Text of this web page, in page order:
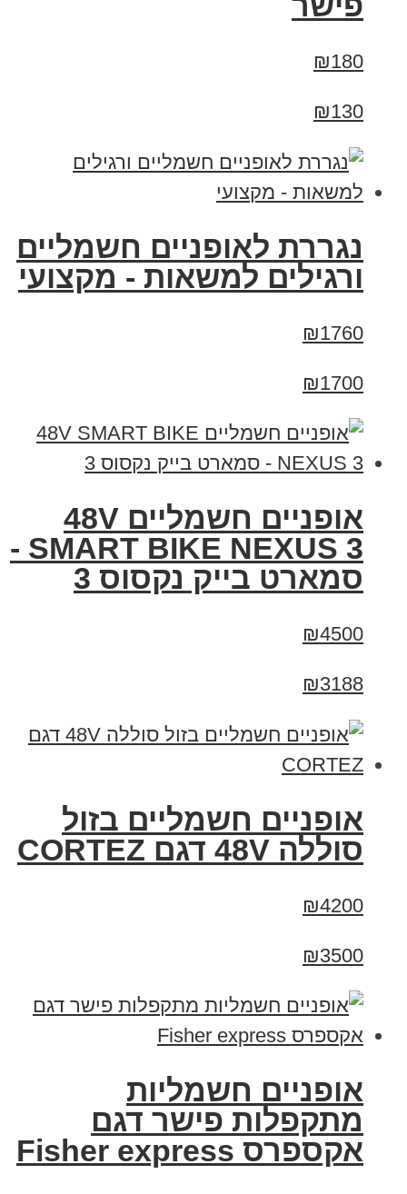
₪180
₪130
נגררת לאופניים חשמליים
ורגילים למשאות - מקצועי
₪1760
₪1700
אופניים חשמליים 48V
SMART BIKE NEXUS 3 -
סמארט בייק נקסוס 3
₪4500
₪3188
אופניים חשמליים בזול
סוללה 48V דגם CORTEZ
₪4200
₪3500
אופניים חשמליות
מתקפלות פישר דגם
אקספרס Fisher express